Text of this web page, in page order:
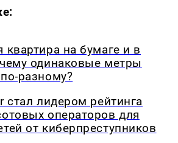
квартира на бумаге и в
одинаковые метры
разному?
стал лидером рейтинга
операторов для
от киберпреступников